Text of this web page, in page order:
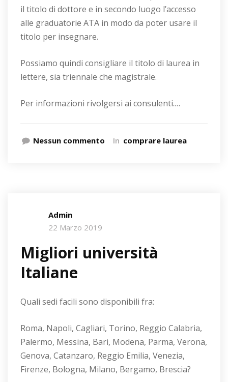
il titolo di dottore e in secondo luogo l’accesso
alle graduatorie ATA in modo da poter usare il
titolo per insegnare.
Possiamo quindi consigliare il titolo di laurea in
lettere, sia triennale che magistrale.
Per informazioni rivolgersi ai consulenti.…
Nessun commento In comprare laurea
Admin
22 Marzo 2019
Migliori università
Italiane
Quali sedi facili sono disponibili fra:
Roma, Napoli, Cagliari, Torino, Reggio Calabria,
Palermo, Messina, Bari, Modena, Parma, Verona,
Genova, Catanzaro, Reggio Emilia, Venezia,
Firenze, Bologna, Milano, Bergamo, Brescia?